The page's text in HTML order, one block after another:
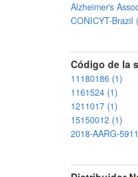
Alzheimer's
CONICYT-Brazil
Código de la
11180186 (1)
1161524 (1)
1211017 (1)
15150012 (1)
2018-AARG-